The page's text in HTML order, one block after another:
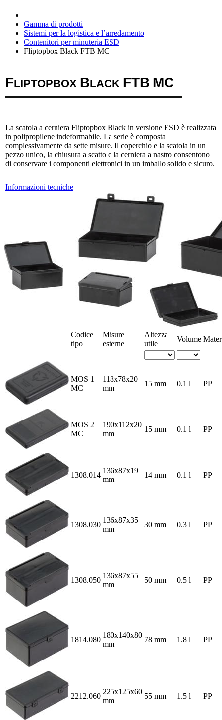
Gamma di prodotti
Sistemi per la logistica e l’arredamento
Contenitori per minuteria ESD
Fliptopbox Black FTB MC
FLIPTOPBOX BLACK FTB MC
La scatola a cerniera Fliptopbox Black in versione ESD è realizzata
in polipropilene indeformabile. La serie è composta
complessivamente da sette misure. Il coperchio e la scatola in un
pezzo unico, la chiusura a scatto e la cerniera a nastro consentono
di conservare i componenti elettronici in un imballo solido e sicuro.
Informazioni tecniche
Codice
tipo
Misure
esterne
Altezza
utile
Volume
MOS 1
MC
118x78x20
mm
15 mm 0.1 l PP
MOS 2
MC
190x112x20
mm
15 mm 0.1 l PP
1308.014
136x87x19
mm
14 mm 0.1 l PP
1308.030
136x87x35
mm
30 mm 0.3 l PP
1308.050
136x87x55
mm
50 mm 0.5 l PP
1814.080
180x140x80
mm
78 mm 1.8 l PP
2212.060
225x125x60
mm
55 mm 1.5 l PP